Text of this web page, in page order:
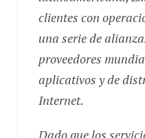
clientes con
una serie de
proveedores
aplicativos y de
Internet.
Dado que los